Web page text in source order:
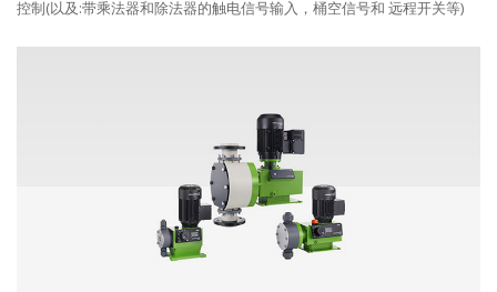
控制(以及:带乘法器和除法器的触电信号输入，桶空信号和 远程开关等)